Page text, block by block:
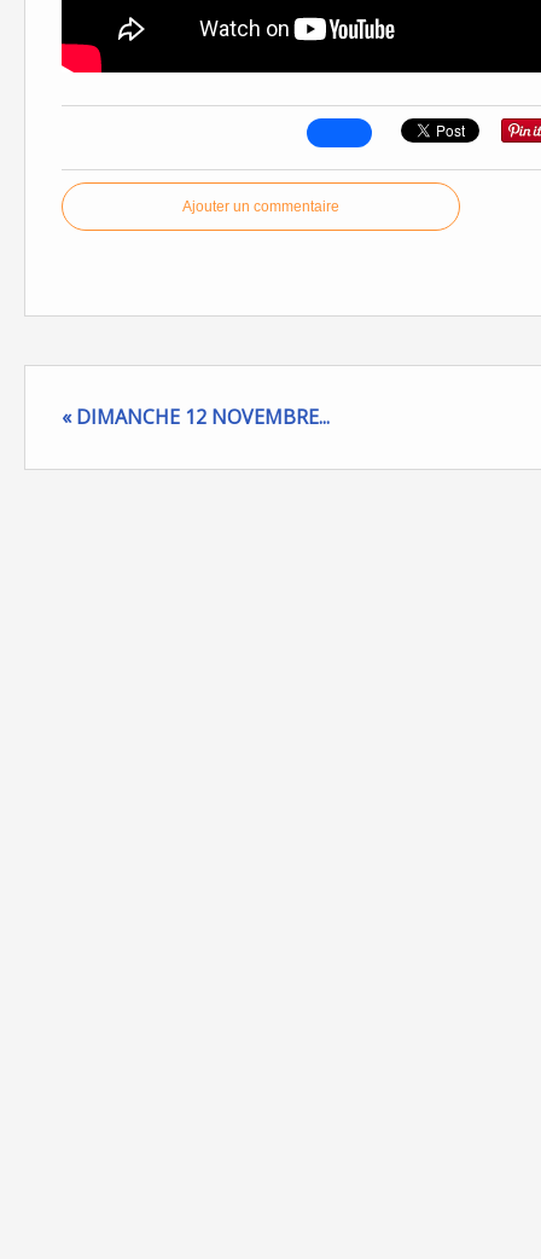
Ajouter un commentaire
« DIMANCHE 12 NOVEMBRE...